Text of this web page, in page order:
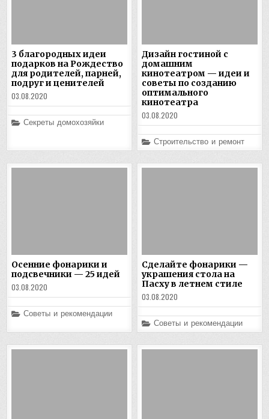
3 благородных идеи
подарков на Рождество
для родителей, парней,
подруг и ценителей
03.08.2020
Posted
Секреты домохозяйки
Дизайн гостиной с
домашним
кинотеатром — идеи и
советы по созданию
оптимального
кинотеатра
03.08.2020
Posted
in
Строительство и ремонт
Осенние фонарики и
подсвечники — 25 идей
03.08.2020
Posted
Советы и рекомендации
Сделайте фонарики —
украшения стола на
Пасху в летнем стиле
03.08.2020
Posted
in
Советы и рекомендации